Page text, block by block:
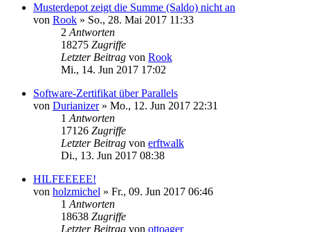
Musterdepot zeigt die Summe (Saldo) nicht an
von Rook » So., 28. Mai 2017 11:33
2 Antworten
18275 Zugriffe
Letzter Beitrag von Rook
Mi., 14. Jun 2017 17:02
Software-Zertifikat über Parallels
von Durianizer» Mo., 12. Jun 2017 22:31
1 Antworten
17126 Zugriffe
Letzter Beitrag von erftwalk
Di., 13. Jun 2017 08:38
HILFEEEEE!
von holzmichel » Fr., 09. Jun 2017 06:46
1 Antworten
18638 Zugriffe
Letzter Beitrag von ottoager